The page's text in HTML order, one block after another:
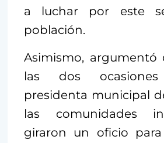
a luchar por este
población.
Asimismo, argumentó
las dos
presidenta municipal
las comunidades
giraron un oficio